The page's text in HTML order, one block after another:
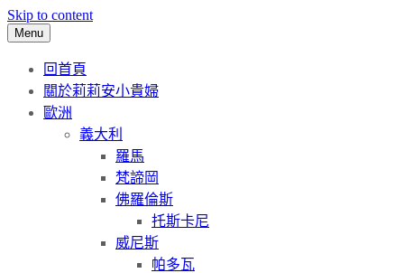
Skip to content
Menu
回首頁
關於莉莉安小貴婦
歐洲
義大利
羅馬
梵諦岡
佛羅倫斯
托斯卡尼
威尼斯
帕多瓦